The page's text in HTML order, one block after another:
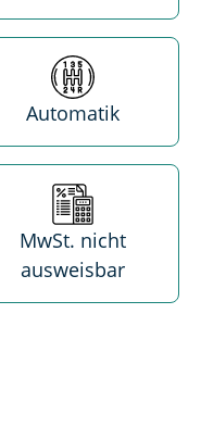
Getriebe
Automatik
MwSt.
MwSt. nicht
ausweisbar